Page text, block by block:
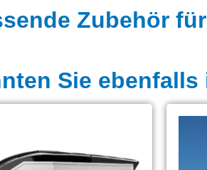
Zubehör
Sie ebenfalls